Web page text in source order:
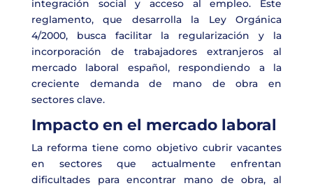
integración social y acceso al empleo. Este
reglamento, que desarrolla la Ley Orgánica
4/2000, busca facilitar la regularización y la
incorporación de trabajadores extranjeros al
mercado laboral español, respondiendo a la
creciente demanda de mano de obra en
sectores clave.
Impacto en el mercado laboral
La reforma tiene como objetivo cubrir vacantes
en sectores que actualmente enfrentan
dificultades para encontrar mano de obra, al